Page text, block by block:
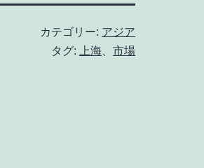
カテゴリー: アジア
タグ:
上海 市場